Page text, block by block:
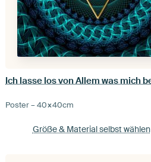
Poster –40×40cm
Größe & Material selbst wählen